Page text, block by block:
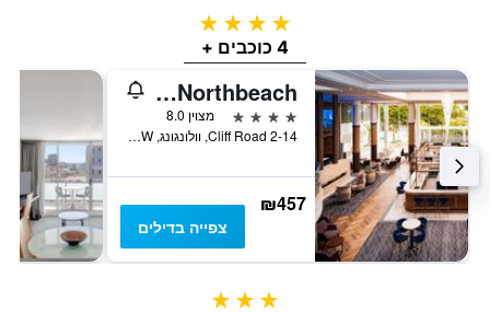
4 כוכבים
4 כוכבים +
Novotel Wollongong Northbeach
4 כוכבים
מצוין 8.0
2-14 Cliff Road, וולונגונג, NSW, אוסטרליה
₪457
צפייה בדילים
3 כוכבים